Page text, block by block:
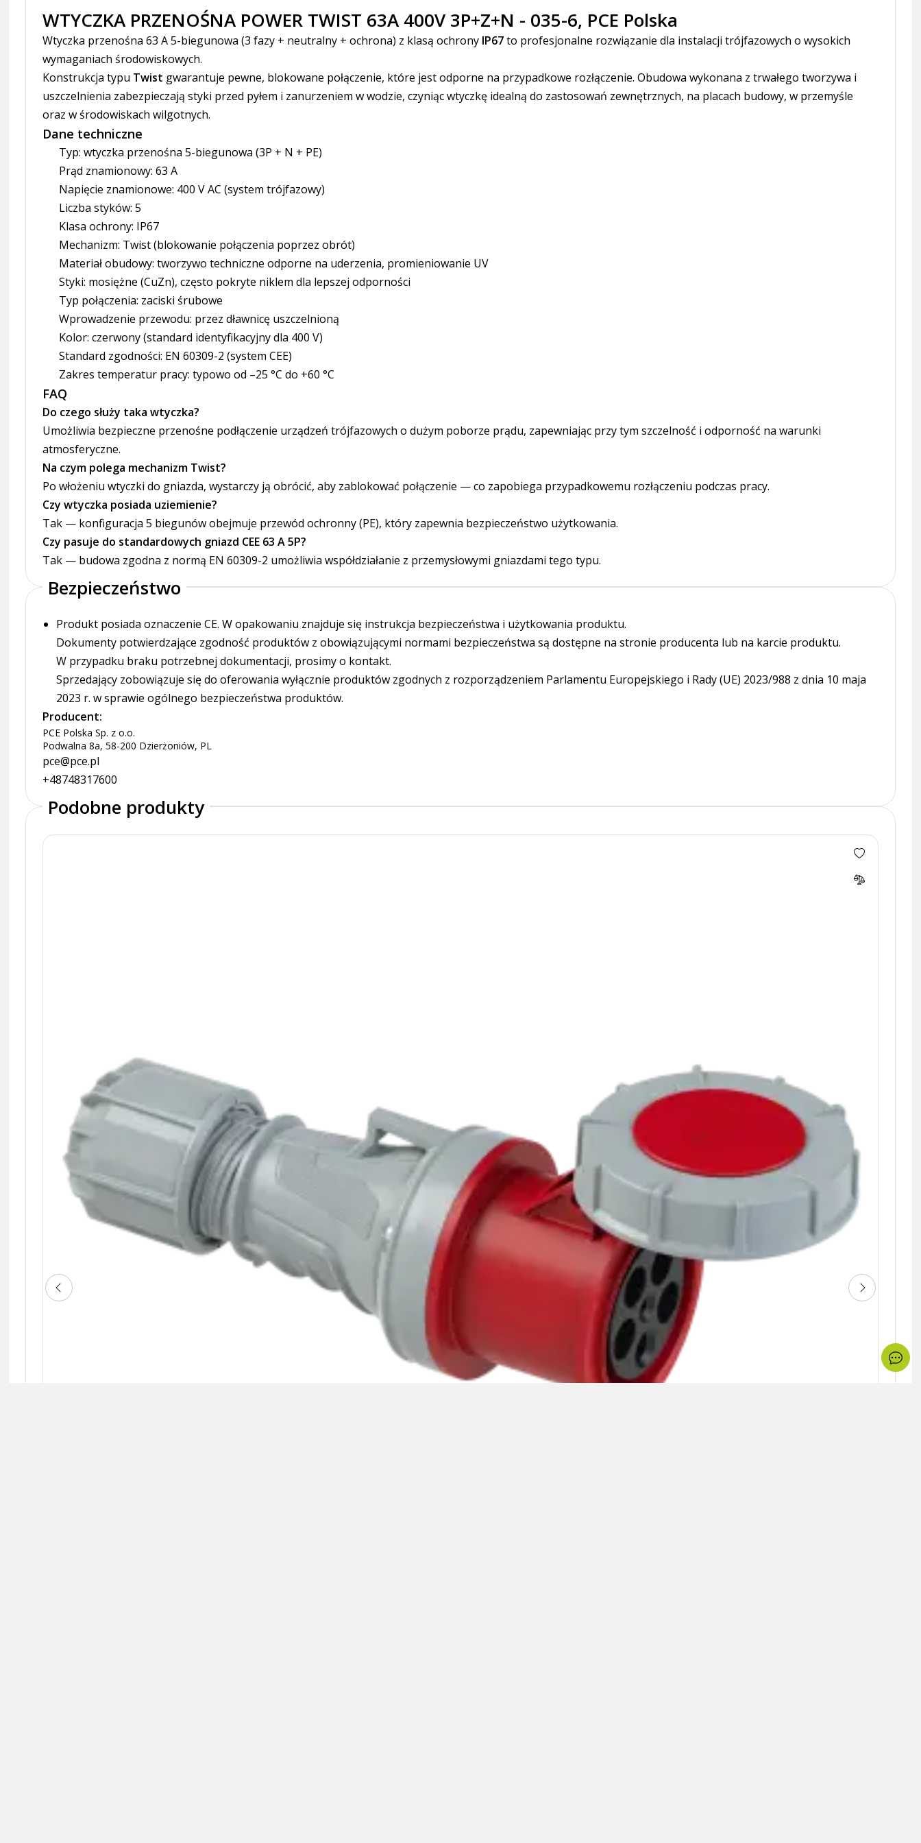
WTYCZKA PRZENOŚNA POWER TWIST 63A 400V 3P+Z+N - 035-6, PCE Polska
Wtyczka przenośna 63 A 5-biegunowa (3 fazy + neutralny + ochrona) z klasą ochrony IP67to profesjonalne rozwiązanie dla instalacji trójfazowych o wysokich
wymaganiach środowiskowych.
Konstrukcja typu Twist gwarantuje pewne, blokowane połączenie, które jest odporne na przypadkowe rozłączenie. Obudowa wykonana z trwałego tworzywa i
uszczelnienia zabezpieczają styki przed pyłem i zanurzeniem w wodzie, czyniąc wtyczkę idealną do zastosowań zewnętrznych, na placach budowy, w przemyśle
oraz w środowiskach wilgotnych.
Dane techniczne
Typ: wtyczka przenośna 5-biegunowa (3P + N + PE)
Prąd znamionowy: 63 A
Napięcie znamionowe: 400 V AC (system trójfazowy)
Liczba styków: 5
Klasa ochrony: IP67
Mechanizm: Twist (blokowanie połączenia poprzez obrót)
Materiał obudowy: tworzywo techniczne odporne na uderzenia, promieniowanie UV
Styki: mosiężne (CuZn), często pokryte niklem dla lepszej odporności
Typ połączenia: zaciski śrubowe
Wprowadzenie przewodu: przez dławnicę uszczelnioną
Kolor: czerwony (standard identyfikacyjny dla 400 V)
Standard zgodności: EN 60309-2 (system CEE)
Zakres temperatur pracy: typowo od –25 °C do +60 °C
FAQ
Do czego służy taka wtyczka?
Umożliwia bezpieczne przenośne podłączenie urządzeń trójfazowych o dużym poborze prądu, zapewniając przy tym szczelność i odporność na warunki
atmosferyczne.
Na czym polega mechanizm Twist?
Po włożeniu wtyczki do gniazda, wystarczy ją obrócić, aby zablokować połączenie — co zapobiega przypadkowemu rozłączeniu podczas pracy.
Czy wtyczka posiada uziemienie?
Tak — konfiguracja 5 biegunów obejmuje przewód ochronny (PE), który zapewnia bezpieczeństwo użytkowania.
Czy pasuje do standardowych gniazd CEE 63 A 5P?
Tak — budowa zgodna z normą EN 60309-2 umożliwia współdziałanie z przemysłowymi gniazdami tego typu.
Bezpieczeństwo
Produkt posiada oznaczenie CE. W opakowaniu znajduje się instrukcja bezpieczeństwa i użytkowania produktu.
Dokumenty potwierdzające zgodność produktów z obowiązującymi normami bezpieczeństwa są dostępne na stronie producenta lub na karcie produktu.
W przypadku braku potrzebnej dokumentacji, prosimy o kontakt.
Sprzedający zobowiązuje się do oferowania wyłącznie produktów zgodnych z rozporządzeniem Parlamentu Europejskiego i Rady (UE) 2023/988 z dnia 10 maja
2023 r. w sprawie ogólnego bezpieczeństwa produktów.
Producent:
PCE Polska Sp. z o.o.
Podwalna 8a, 58-200 Dzierżoniów, PL
pce@pce.pl
+48748317600
Podobne produkty